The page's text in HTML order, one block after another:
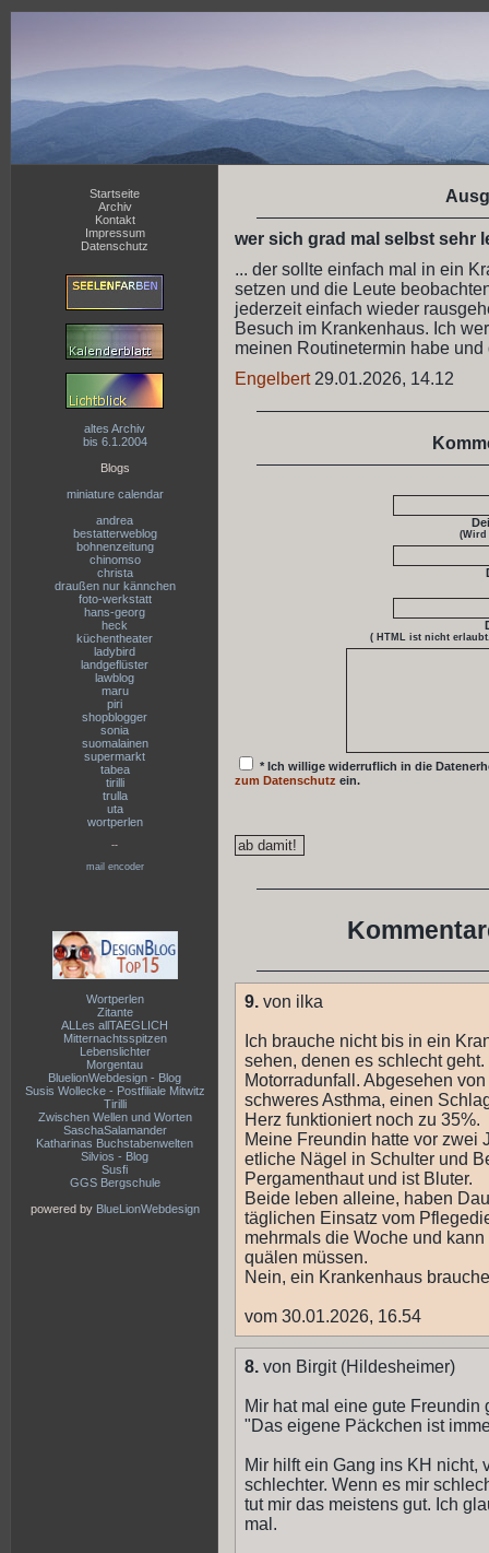
Startseite
Archiv
Kontakt
Impressum
Datenschutz
altes Archiv
bis 6.1.2004
Blogs
miniature calendar
andrea
bestatterweblog
bohnenzeitung
chinomso
christa
draußen nur kännchen
foto-werkstatt
hans-georg
heck
küchentheater
ladybird
landgeflüster
lawblog
maru
piri
shopblogger
sonia
suomalainen
supermarkt
tabea
tirilli
trulla
uta
wortperlen
--
mail encoder
Wortperlen
Zitante
ALLes allTAEGLICH
Mitternachtsspitzen
Lebenslichter
Morgentau
BluelionWebdesign - Blog
Susis Wollecke - Postfiliale Mitwitz
Tirilli
Zwischen Wellen und Worten
SaschaSalamander
Katharinas Buchstabenwelten
Silvios - Blog
Susfi
GGS Bergschule
powered by BlueLionWebdesign
wer sich grad mal selbst sehr
... der sollte einfach mal in ein
setzen und die Leute
jederzeit einfach wieder
Besuch im Krankenhaus. Ich
meinen Routinetermin habe
Engelbert29.01.2026, 14.12
(Wird
( HTML ist nicht
* Ich willige widerruflich in die
zum Datenschutz ein.
9. von ilka
Ich brauche nicht bis in ein
sehen, denen es schlecht
Motorradunfall. Abgesehen
schweres Asthma, einen
Herz funktioniert noch zu 35%.
Meine Freundin hatte vor zwei
etliche Nägel in Schulter und
Pergamenthaut und ist Bluter.
Beide leben alleine, haben
täglichen Einsatz vom
mehrmals die Woche und
quälen müssen.
Nein, ein Krankenhaus
vom 30.01.2026, 16.54
8. von Birgit (Hildesheimer)
Mir hat mal eine gute Freundin
"Das eigene Päckchen ist
Mir hilft ein Gang ins KH nicht,
schlechter. Wenn es mir
tut mir das meistens gut. Ich
mal.